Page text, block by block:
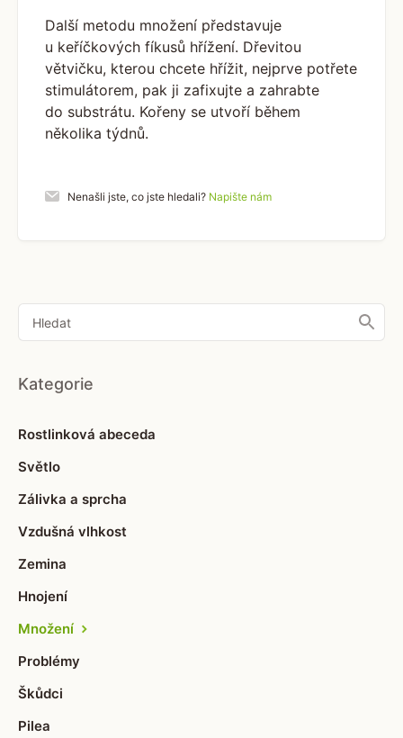
Další metodu množení představuje
u keříčkových fíkusů hřížení. Dřevitou
větvičku, kterou chcete hřížit, nejprve potřete
stimulátorem, pak ji zafixujte a zahrabte
do substrátu. Kořeny se utvoří během
několika týdnů.
Nenašli jste, co jste hledali? Napište nám
Kategorie
Rostlinková abeceda
Světlo
Zálivka a sprcha
Vzdušná vlhkost
Zemina
Hnojení
Množení
Problémy
Škůdci
Pilea